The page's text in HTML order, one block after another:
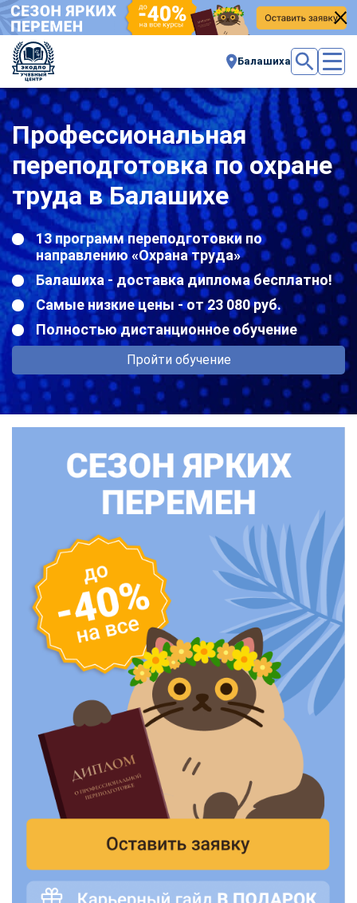
Балашиха
Профессиональная
переподготовка по охране
труда в Балашихе
13 программ переподготовки по
направлению «Охрана труда»
Балашиха - доставка диплома бесплатно!
Самые низкие цены - от 23 080 руб.
Полностью дистанционное обучение
Пройти обучение